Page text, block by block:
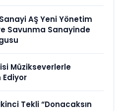
AŞ Yeni Yönetim
Savunma Sanayinde
Müzikseverlerle
Ediyor
Tekli “Donacaksın